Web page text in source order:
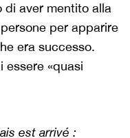
di aver mentito alla
per apparire
era successo.
essere «quasi
est arrivé :